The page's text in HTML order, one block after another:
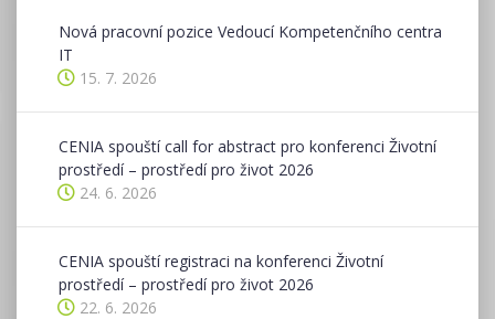
Nová pracovní pozice Vedoucí Kompetenčního centra
IT
15. 7. 2026
CENIA spouští call for abstract pro konferenci Životní
prostředí – prostředí pro život 2026
24. 6. 2026
CENIA spouští registraci na konferenci Životní
prostředí – prostředí pro život 2026
22. 6. 2026